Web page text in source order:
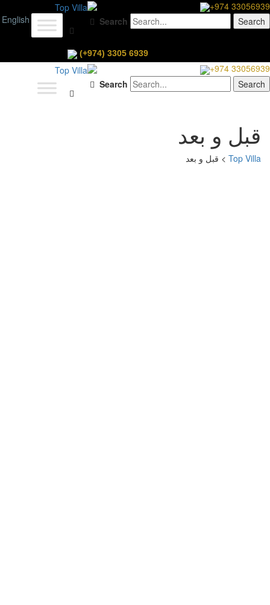
+974 33056939
Search
English
(+974) 3305 6939
+974 33056939
Search
قبل و بعد
Top Villa
> قبل و بعد